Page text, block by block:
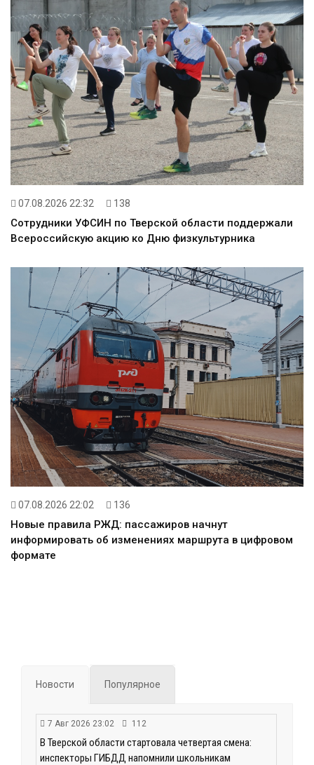
07.08.2026 22:32 138
Сотрудники УФСИН по Тверской области поддержали
Всероссийскую акцию ко Дню физкультурника
07.08.2026 22:02 136
Новые правила РЖД: пассажиров начнут
информировать об изменениях маршрута в цифровом
формате
Новости Популярное
7 Авг 2026 23:02 112
В Тверской области стартовала четвертая смена:
инспекторы ГИБДД напомнили школьникам